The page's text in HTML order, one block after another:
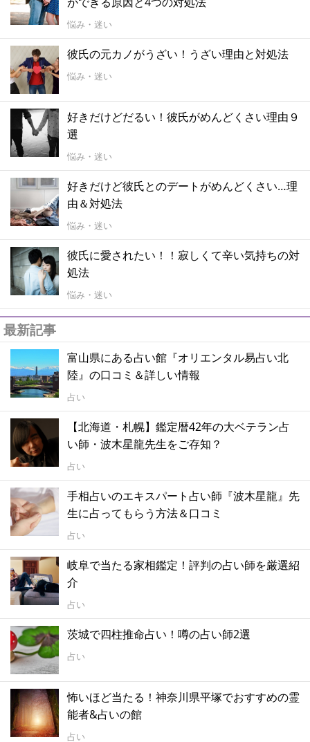
悩み・迷い
彼氏の元カノがうざい！うざい理由と対処法
悩み・迷い
好きだけどだるい！彼氏がめんどくさい理由９
選
悩み・迷い
好きだけど彼氏とのデートがめんどくさい…理
由＆対処法
悩み・迷い
彼氏に愛されたい！！寂しくて辛い気持ちの対
処法
悩み・迷い
最新記事
富山県にある占い館『オリエンタル易占い北
陸』の口コミ＆詳しい情報
占い
【北海道・札幌】鑑定暦42年の大ベテラン占
い師・波木星龍先生をご存知？
占い
手相占いのエキスパート占い師『波木星龍』先
生に占ってもらう方法＆口コミ
占い
岐阜で当たる家相鑑定！評判の占い師を厳選紹
介
占い
茨城で四柱推命占い！噂の占い師2選
占い
怖いほど当たる！神奈川県平塚でおすすめの霊
能者&占いの館
占い